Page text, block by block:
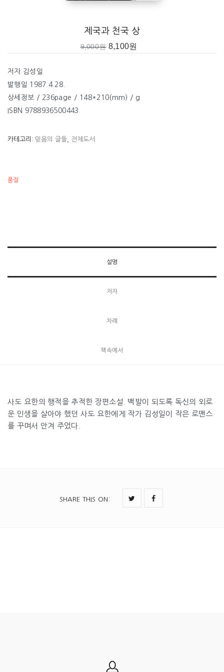
제국과 천국 상
9,000원 8,100원
저자 김성일
발행일 1987.4.28.
상세정보 / 236page / 148*210(mm) / g
ISBN 9788936500443
카테고리: 믿음의 글들 전체도서
품절
설명
저자
차례
책속에서
사도 요한의 행적을 추적한 장편소설. 백발이 되도록 독신의 외로
운 인생을 살아야 했던 사도 요한에게 작가 김성일이 작은 로맨스
를 꾸며서 안겨 주었다.
SHARE THIS ON :